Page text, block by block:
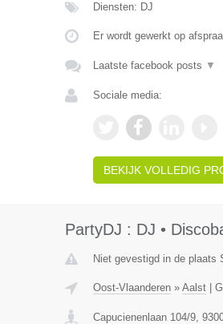
Diensten: DJ
Er wordt gewerkt op
Laatste facebook posts ▼
Sociale media:
BEKIJK VOLLEDIG
PartyDJ : DJ •
Niet gevestigd in de plaats
Oost-Vlaanderen» Aalst|
Capucienenlaan 104/9,